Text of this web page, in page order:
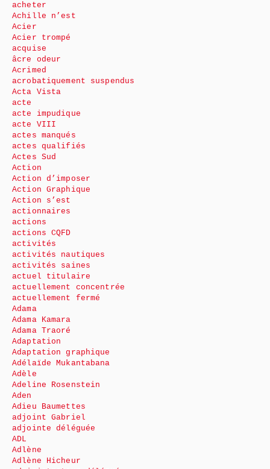
acheter
Achille n’est
Acier
Acier trompé
acquise
âcre odeur
Acrimed
acrobatiquement suspendus
Acta Vista
acte
acte impudique
acte VIII
actes manqués
actes qualifiés
Actes Sud
Action
Action d’imposer
Action Graphique
Action s’est
actionnaires
actions
actions CQFD
activités
activités nautiques
activités saines
actuel titulaire
actuellement concentrée
actuellement fermé
Adama
Adama Kamara
Adama Traoré
Adaptation
Adaptation graphique
Adélaïde Mukantabana
Adèle
Adeline Rosenstein
Aden
Adieu Baumettes
adjoint Gabriel
adjointe déléguée
ADL
Adlène
Adlène Hicheur